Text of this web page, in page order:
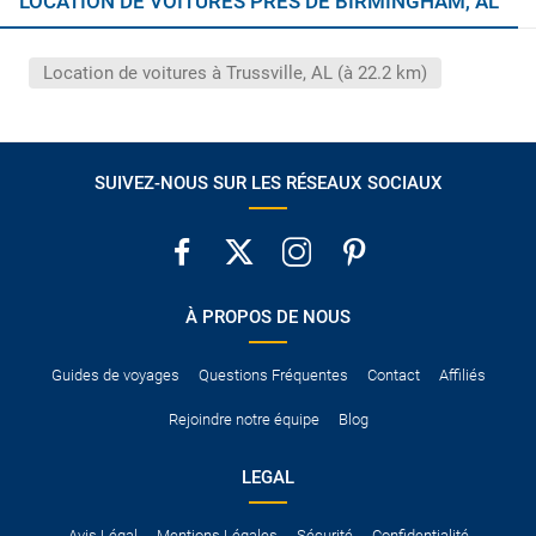
certains pays exigent qu´il soit accompagné d´un permis de
Pour vous en assurer, vous pouvez vous renseigner auprès des
au service de plein du carburant et les frais de gestion.
Location de voitures à Trussville, AL (à 22.2 km)
SUIVEZ-NOUS SUR LES RÉSEAUX SOCIAUX
À PROPOS DE NOUS
Guides de voyages Questions Fréquentes Contact Affiliés
Rejoindre notre équipe Blog
LEGAL